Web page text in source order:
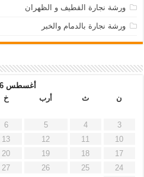
ورشة نجارة القطيف و الظهران
ورشة نجارة بالدمام والخبر
أغسطس 2026
ن
ث أرب خ
3
4
5
6
10
11
12
13
17
18
19
20
24
25
26
27